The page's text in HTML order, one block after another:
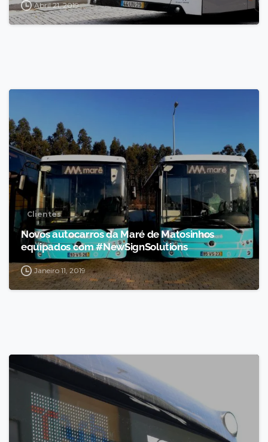
Abril 21, 2019
Clientes
Novos autocarros da Maré de Matosinhos
equipados com #NewSignSolutions
Janeiro 11, 2019